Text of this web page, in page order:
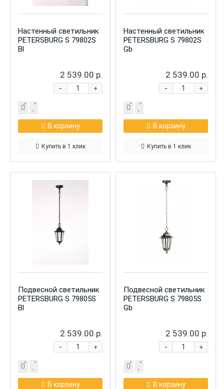
Настенный светильник
PETERSBURG S 79802S
Bl
2 539.00 р.
+
-
В корзину
Купить в 1 клик
Настенный светильник
PETERSBURG S 79802S
Gb
2 539.00 р.
+
-
В корзину
Купить в 1 клик
Подвесной светильник
PETERSBURG S 79805S
Bl
2 539.00 р.
+
-
В корзину
Подвесной светильник
PETERSBURG S 79805S
Gb
2 539.00 р.
+
-
В корзину